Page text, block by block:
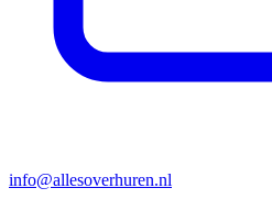
info@allesoverhuren.nl